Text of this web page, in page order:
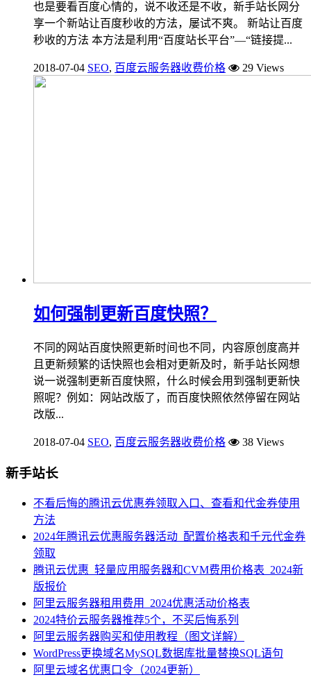
也是要看百度心情的，说不收还是不收，新手站长网分
享一个新站让百度秒收的方法，屡试不爽。 新站让百度
秒收的方法 本方法是利用“百度站长平台”—“链接提...
2018-07-04 SEO, 百度云服务器收费价格 29 Views
如何强制更新百度快照？
不同的网站百度快照更新时间也不同，内容原创度高并
且更新频繁的话快照也会相对更新及时，新手站长网想
说一说强制更新百度快照，什么时候会用到强制更新快
照呢？例如：网站改版了，而百度快照依然停留在网站
改版...
2018-07-04 SEO, 百度云服务器收费价格 38 Views
新手站长
不看后悔的腾讯云优惠券领取入口、查看和代金券使用
方法
2024年腾讯云优惠服务器活动_配置价格表和千元代金券
领取
腾讯云优惠_轻量应用服务器和CVM费用价格表_2024新
版报价
阿里云服务器租用费用_2024优惠活动价格表
2024特价云服务器推荐5个，不买后悔系列
阿里云服务器购买和使用教程（图文详解）
WordPress更换域名MySQL数据库批量替换SQL语句
阿里云域名优惠口令（2024更新）